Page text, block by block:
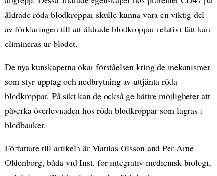
åldrade röda blodkroppar skulle kunna vara en viktig del
av förklaringen till att åldrade blodkroppar relativt lätt kan
elimineras ur blodet.
De nya kunskaperna ökar förståelsen kring de mekanismer
som styr upptag och nedbrytning av uttjänta röda
blodkroppar. På sikt kan de också ge bättre möjligheter att
påverka överlevnaden hos röda blodkroppar som lagras i
blodbanker.
Författare till artikeln är Mattias Olsson and Per-Arne
Oldenborg, båda vid Inst. för integrativ medicinsk biologi,